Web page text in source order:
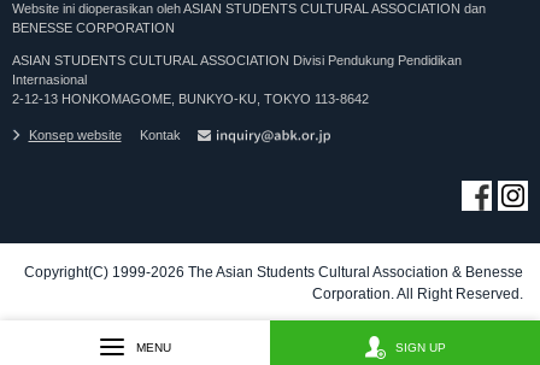
Website ini dioperasikan oleh ASIAN STUDENTS CULTURAL ASSOCIATION dan
BENESSE CORPORATION
ASIAN STUDENTS CULTURAL ASSOCIATION Divisi Pendukung Pendidikan
Internasional
2-12-13 HONKOMAGOME, BUNKYO-KU, TOKYO 113-8642
Konsep website Kontak
Copyright(C) 1999-2026 The Asian Students Cultural Association & Benesse
Corporation. All Right Reserved.
MENU SIGN UP